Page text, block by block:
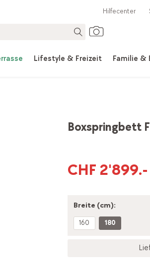
Lifestyle & Freizeit Familie &
Hilfecenter
Boxspringbett
CHF 2'899.-
Breite (cm):
160 180